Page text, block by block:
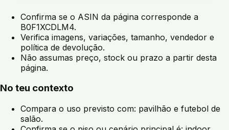
Confirma se o ASIN da página corresponde a
B0F1XCDLM4.
Verifica imagens, variações, tamanho, vendedor e
política de devolução.
Não assumas preço, stock ou prazo a partir desta
página.
No teu contexto
Compara o uso previsto com: pavilhão e futebol de
salão.